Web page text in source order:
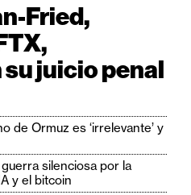
Fried,
juicio penal
de Ormuz es ‘irrelevante’ y
silenciosa por la
y el bitcoin